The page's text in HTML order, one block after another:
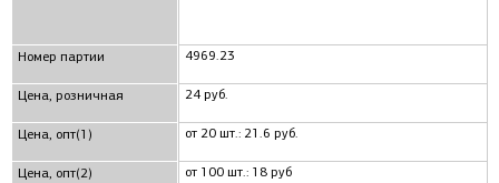
Номер партии
Цена, розничная
Цена, опт(1)
Цена, опт(2)
4969.23
24 руб.
от 20 шт.: 21.6 руб.
от 100 шт.: 18 руб